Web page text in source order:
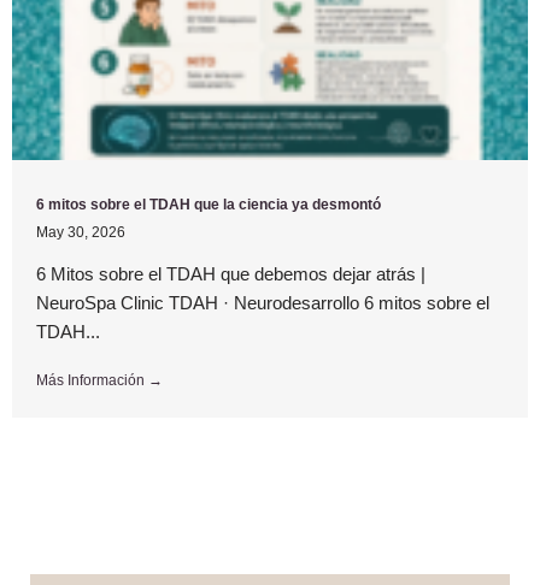
6 mitos sobre el TDAH que la ciencia ya desmontó
May 30, 2026
6 Mitos sobre el TDAH que debemos dejar atrás |
NeuroSpa Clinic TDAH · Neurodesarrollo 6 mitos sobre el
TDAH...
Más Información →